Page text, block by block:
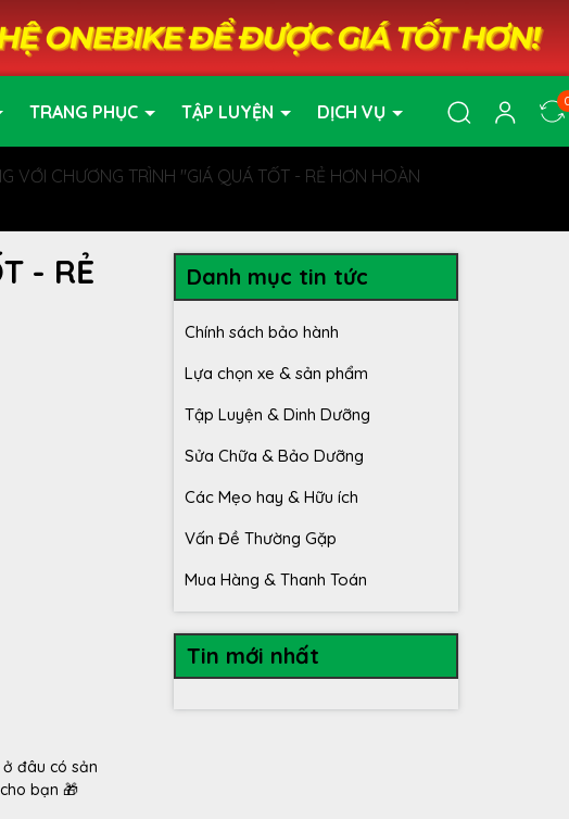
TRANG PHỤC TẬP LUYỆN DỊCH VỤ
VỚI CHƯƠNG TRÌNH "GIÁ QUÁ TỐT - RẺ HƠN HOÀN
- RẺ
đâu có sản
bạn ️🎁
Danh mục tin tức
Chính sách bảo hành
Lựa chọn xe & sản phẩm
Tập Luyện & Dinh Dưỡng
Sửa Chữa & Bảo Dưỡng
Các Mẹo hay & Hữu ích
Vấn Đề Thường Gặp
Mua Hàng & Thanh Toán
Tin mới nhất